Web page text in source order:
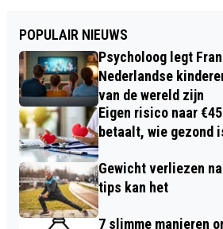
POPULAIR NIEUWS
Psycholoog legt
Nederlandse
van de wereld zijn
Eigen risico naar
betaalt, wie gezond
Gewicht verliezen
tips kan het
7 slimme manieren